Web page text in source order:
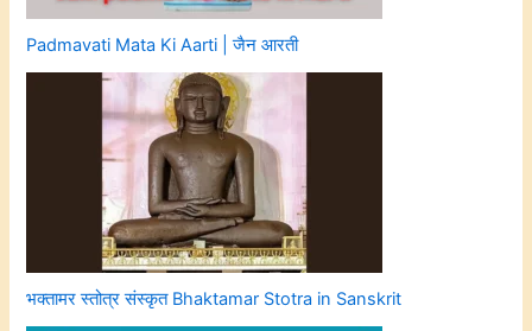
Padmavati Mata Ki Aarti | जैन आरती
भक्तामर स्तोत्र संस्कृत Bhaktamar Stotra in Sanskrit